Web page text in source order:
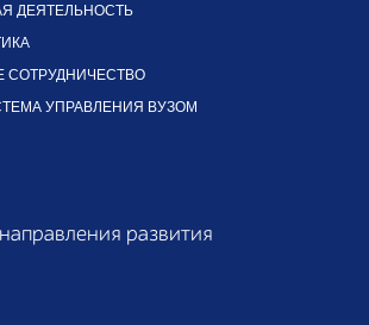
ДЕЯТЕЛЬНОСТЬ
СОТРУДНИЧЕСТВО
УПРАВЛЕНИЯ ВУЗОМ
развития